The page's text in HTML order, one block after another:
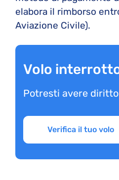
elabora il rimborso
Aviazione Civile).
Volo
Potresti avere
Verifica il tuo volo